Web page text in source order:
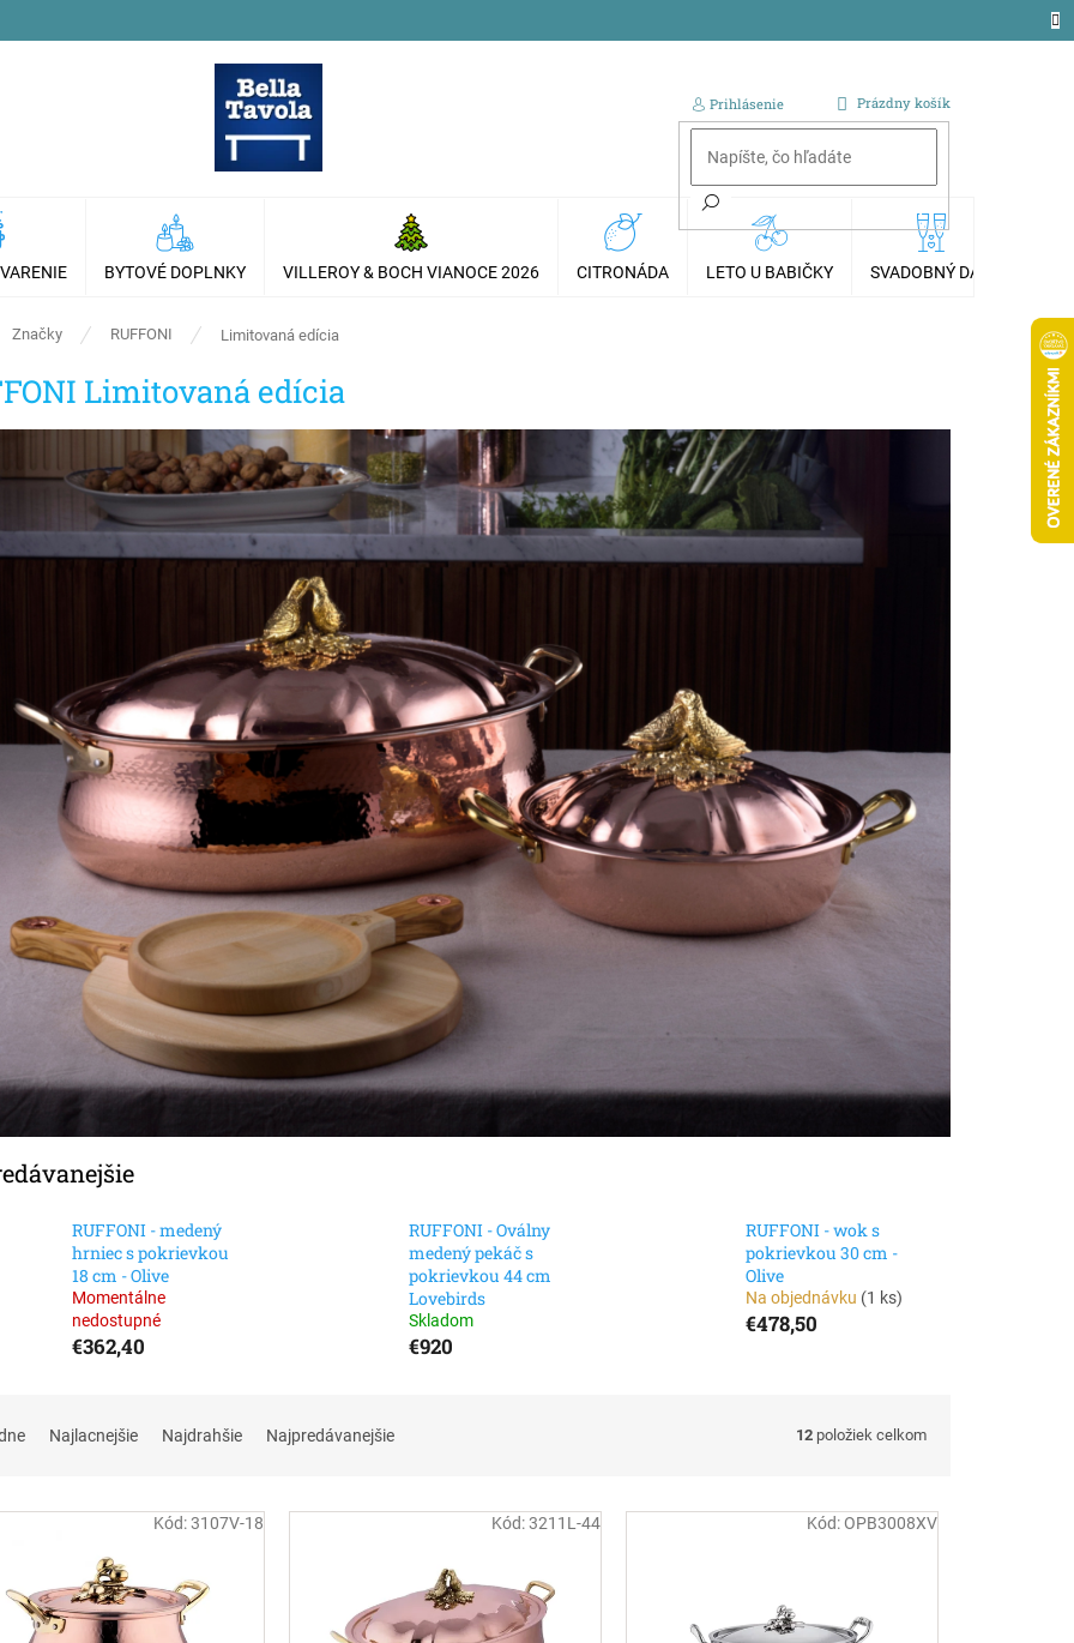
Prihlásenie
NÁKUPNÝ
KOŠÍK
Prázdny košík
BYTOVÉ DOPLNKY VILLEROY & BOCH VIANOCE 2026 CITRONÁDA LETO U BABIČKY SVADOBNÝ DAR
Značky RUFFONI Limitovaná edícia
Limitovaná edícia
RUFFONI - medený
hrniec s pokrievkou
18 cm - Olive
Momentálne
nedostupné
€362,40
RUFFONI - Oválny
medený pekáč s
pokrievkou 44 cm
Lovebirds
Skladom
€920
RUFFONI - wok s
pokrievkou 30 cm -
Olive
Na objednávku (1 ks)
€478,50
Najlacnejšie Najdrahšie Najpredávanejšie 12 položiek celkom
Kód:3107V-18 Kód:3211L-44 Kód: OPB3008XV